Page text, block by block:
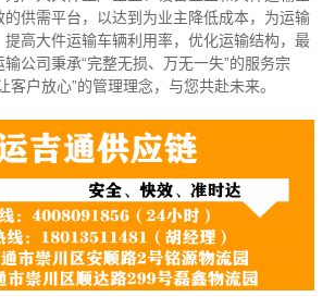
的供需平台，以达到为业主降低成本，为运输
高大件运输车辆利用率，优化运输结构，最
公司秉承“完整无损、万无一失”的服务宗
客户放心”的管理理念，与您共赴未来。